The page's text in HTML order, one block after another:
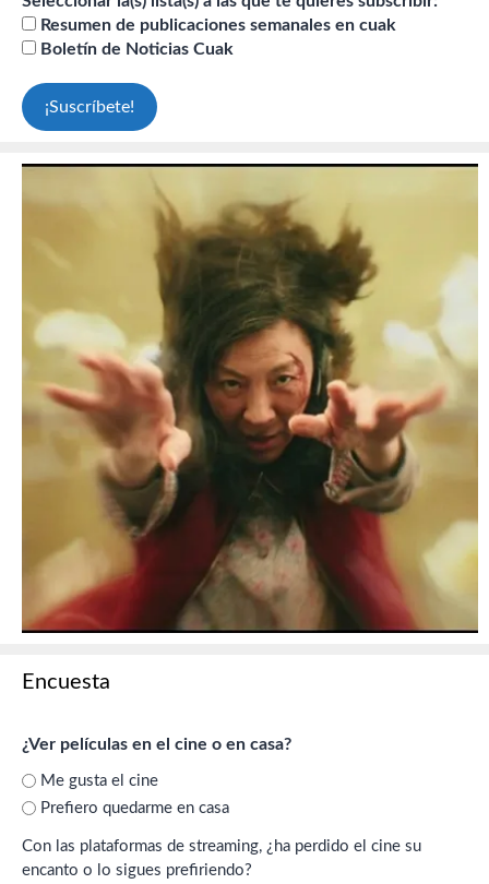
Resumen de publicaciones semanales en cuak
Boletín de Noticias Cuak
Encuesta
¿Ver películas en el cine o en casa?
Me gusta el cine
Prefiero quedarme en casa
Con las plataformas de streaming, ¿ha perdido el cine su
encanto o lo sigues prefiriendo?